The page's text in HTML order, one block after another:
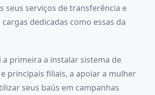
seus serviços de transferência e
dedicadas como essas da
a primeira a instalar sistema de
principais filiais, a apoiar a mulher
seus baús em campanhas